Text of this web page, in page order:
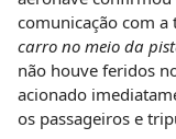
comunicação com
carro no meio da
não houve feridos
acionado
os passageiros e